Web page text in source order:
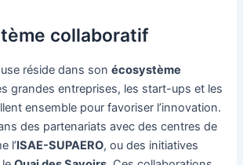
collaboratif
réside dans sonécosystème
grandes entreprises, les start-ups et les
ensemble pour favoriser l’innovation.
des partenariats avec des centres de
l’ISAE-SUPAERO, ou des initiatives